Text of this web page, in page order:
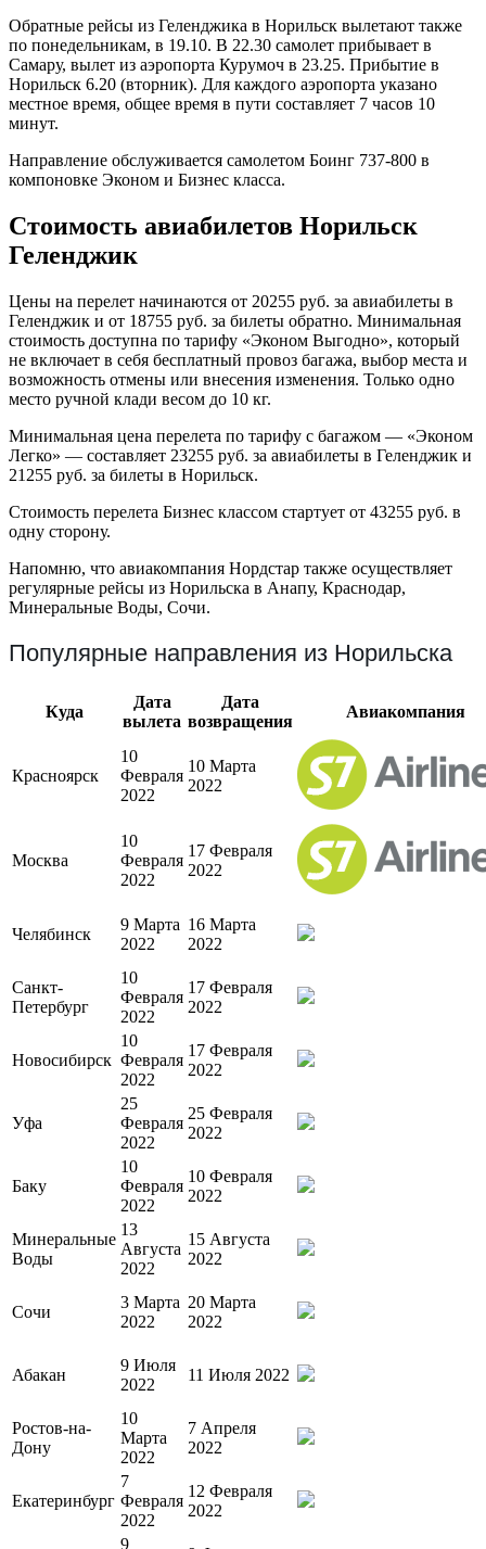
Обратные рейсы из Геленджика в Норильск вылетают также
по понедельникам, в 19.10. В 22.30 самолет прибывает в
Самару, вылет из аэропорта Курумоч в 23.25. Прибытие в
Норильск 6.20 (вторник). Для каждого аэропорта указано
местное время, общее время в пути составляет 7 часов 10
минут.
Направление обслуживается самолетом Боинг 737-800 в
компоновке Эконом и Бизнес класса.
Стоимость авиабилетов Норильск
Геленджик
Цены на перелет начинаются от 20255 руб. за авиабилеты в
Геленджик и от 18755 руб. за билеты обратно. Минимальная
стоимость доступна по тарифу «Эконом Выгодно», который
не включает в себя бесплатный провоз багажа, выбор места и
возможность отмены или внесения изменения. Только одно
место ручной клади весом до 10 кг.
Минимальная цена перелета по тарифу с багажом — «Эконом
Легко» — составляет 23255 руб. за авиабилеты в Геленджик и
21255 руб. за билеты в Норильск.
Стоимость перелета Бизнес классом стартует от 43255 руб. в
одну сторону.
Напомню, что авиакомпания Нордстар также осуществляет
регулярные рейсы из Норильска в Анапу, Краснодар,
Минеральные Воды, Сочи.
Популярные направления из Норильска
Куда
Дата
вылета
Дата
возвращения
Авиакомпания
Красноярск
10
Февраля
2022
10 Марта
2022
Москва
10
Февраля
2022
17 Февраля
2022
Челябинск
9 Марта
2022
16 Марта
2022
Санкт-
Петербург
10
Февраля
2022
17 Февраля
2022
Новосибирск
10
Февраля
2022
17 Февраля
2022
Уфа
25
Февраля
2022
25 Февраля
2022
Баку
10
Февраля
2022
10 Февраля
2022
Минеральные
Воды
13
Августа
2022
15 Августа
2022
Сочи
3 Марта
2022
20 Марта
2022
Абакан
9 Июля
2022
11 Июля 2022
Ростов-на-
Дону
10
Марта
2022
7 Апреля
2022
Екатеринбург
7
Февраля
2022
12 Февраля
2022
9